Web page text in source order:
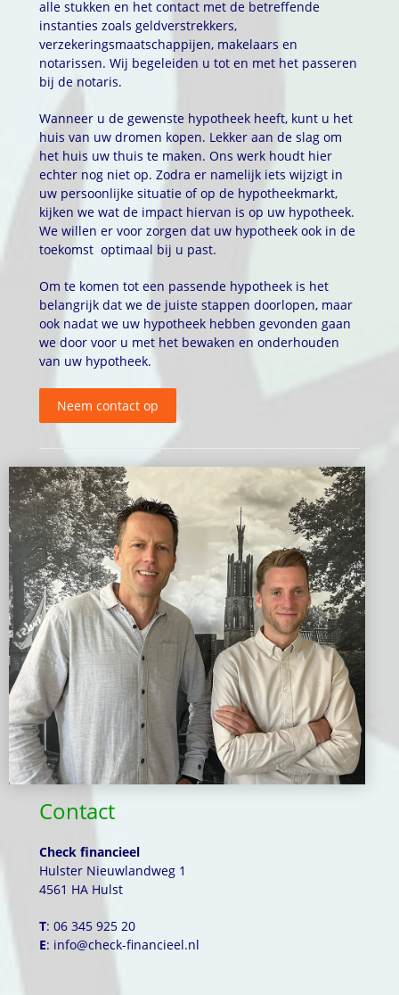
alle stukken en het contact met de betreffende
instanties zoals geldverstrekkers,
verzekeringsmaatschappijen, makelaars en
notarissen. Wij begeleiden u tot en met het passeren
bij de notaris.
Wanneer u de gewenste hypotheek heeft, kunt u het
huis van uw dromen kopen. Lekker aan de slag om
het huis uw thuis te maken. Ons werk houdt hier
echter nog niet op. Zodra er namelijk iets wijzigt in
uw persoonlijke situatie of op de hypotheekmarkt,
kijken we wat de impact hiervan is op uw hypotheek.
We willen er voor zorgen dat uw hypotheek ook in de
toekomst optimaal bij u past.
Om te komen tot een passende hypotheek is het
belangrijk dat we de juiste stappen doorlopen, maar
ook nadat we uw hypotheek hebben gevonden gaan
we door voor u met het bewaken en onderhouden
van uw hypotheek.
Neem contact op
Contact
Check financieel
Hulster Nieuwlandweg 1
4561 HA Hulst
T: 06 345 925 20
E: info@check-financieel.nl